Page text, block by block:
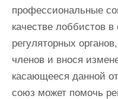
профессиональные
качестве лоббистов
регуляторных
членов и внося
касающееся данной
союз может помочь